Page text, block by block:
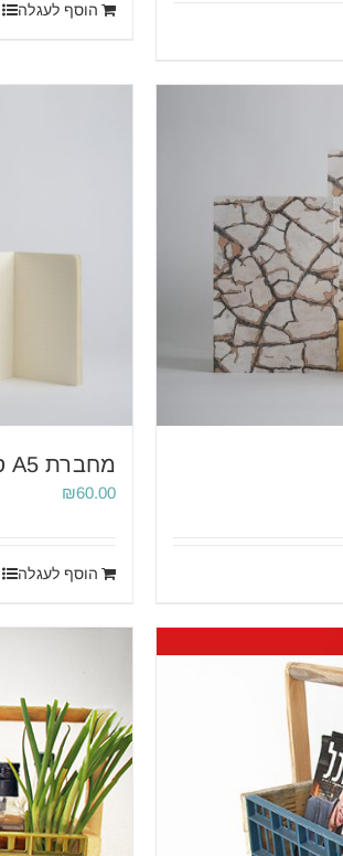
הוסף לעגלה
מחברת A5 סדקים 176 עמ
₪60.00
הוסף לעגלה